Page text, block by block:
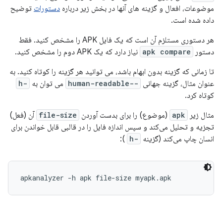
موضوعات، افعال و گزینه های آنها در بخش زیر درباره دستورات توضیح
داده شده است.
هر دستوری مستلزم آن است که یک فایل APK را مشخص کنید. فقط
دستور
apk compare نیاز دارد که یک APK دوم را مشخص کنید.
تا زمانی که گزینه بدون ابهام باشد، می توانید هر گزینه را کوتاه کنید. به
عنوان مثال، گزینه جهانی --human-readable می توان به -h
کوتاه کرد.
مثال زیر
apk (موضوع) را برای بدست آوردن file-size آن (فعل)
تجزیه و تحلیل می‌کند و سپس اندازه فایل را در قالبی قابل خواندن برای
انسان چاپ می‌کند (گزینه -h
):
apkanalyzer -h apk file-size myapk.apk